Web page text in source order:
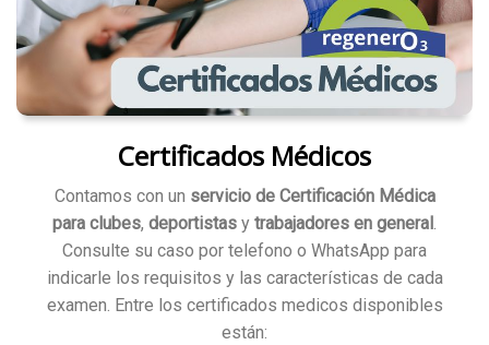
Certificados Médicos
Contamos con un servicio de Certificación Médica
para clubes, deportistas y trabajadores en general.
Consulte su caso por telefono o WhatsApp para
indicarle los requisitos y las características de cada
examen. Entre los certificados medicos disponibles
están: